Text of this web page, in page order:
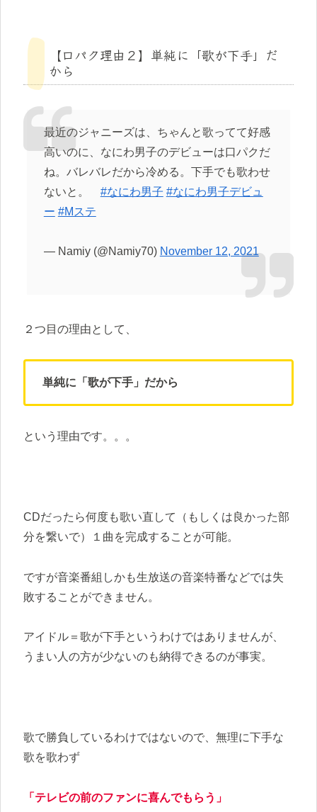
【口パク理由２】単純に「歌が下手」だ
から
最近のジャニーズは、ちゃんと歌ってて好感
高いのに、なにわ男子のデビューは口パクだ
ね。バレバレだから冷める。下手でも歌わせ
ないと。 #なにわ男子 #なにわ男子デビュ
ー #Mステ
— Namiy (@Namiy70) November 12, 2021
２つ目の理由として、
単純に「歌が下手」だから
という理由です。。。
CDだったら何度も歌い直して（もしくは良かった部
分を繋いで）１曲を完成することが可能。
ですが音楽番組しかも生放送の音楽特番などでは失
敗することができません。
アイドル＝歌が下手というわけではありませんが、
うまい人の方が少ないのも納得できるのが事実。
歌で勝負しているわけではないので、無理に下手な
歌を歌わず
「テレビの前のファンに喜んでもらう」